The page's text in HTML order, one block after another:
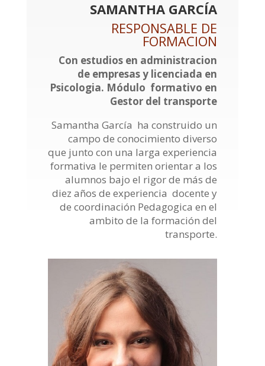
SAMANTHA GARCÍA
RESPONSABLE DE
FORMACION
Con estudios en administracion
de empresas y licenciada en
Psicologia. Módulo formativo en
Gestor del transporte
Samantha García ha construido un
campo de conocimiento diverso
que junto con una larga experiencia
formativa le permiten orientar a los
alumnos bajo el rigor de más de
diez años de experiencia docente y
de coordinación Pedagogica en el
ambito de la formación del
transporte.